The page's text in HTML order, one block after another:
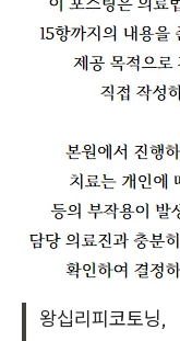
왕십리피코토닝,